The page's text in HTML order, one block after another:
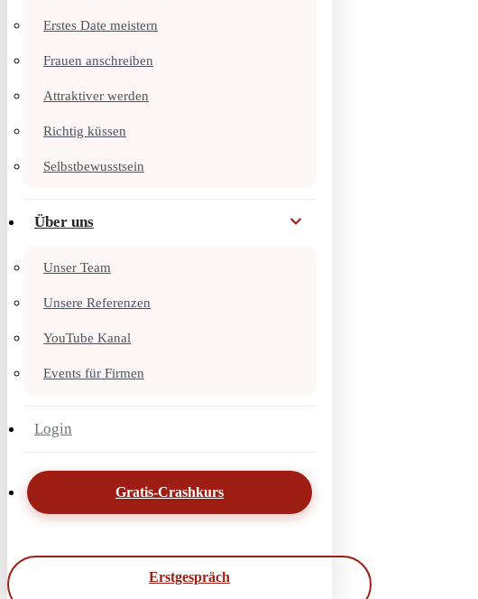
Erstes Date meistern
Frauen anschreiben
Attraktiver werden
Richtig küssen
Selbstbewusstsein
Über uns
Unser Team
Unsere Referenzen
YouTube Kanal
Events für Firmen
Login
Gratis-Crashkurs
Erstgespräch